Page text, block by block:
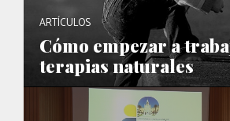
ARTÍCULOS
Cómo empezar a
terapias naturales